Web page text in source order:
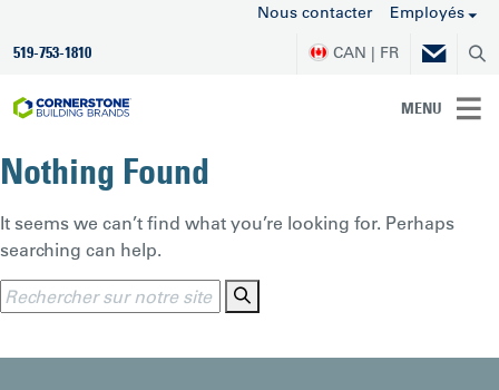
Nous contacter Employés
519-753-1810 CAN | FR
MENU
Nothing Found
It seems we can’t find what you’re looking for. Perhaps
searching can help.